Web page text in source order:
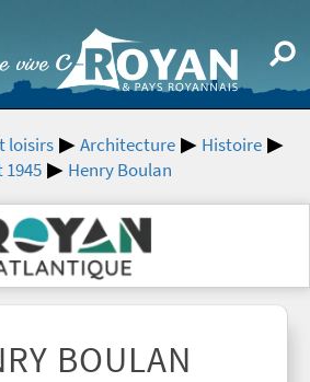
loisirs Architecture
Histoire
1945
Henry Boulan
BOULAN